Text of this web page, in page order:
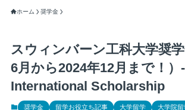
ホーム 奨学金
スウィンバーン工科大学奨
6月から2024年12月まで！
International Scholarship
奨学金 留学お役立ち記事 大学留学 大学院留